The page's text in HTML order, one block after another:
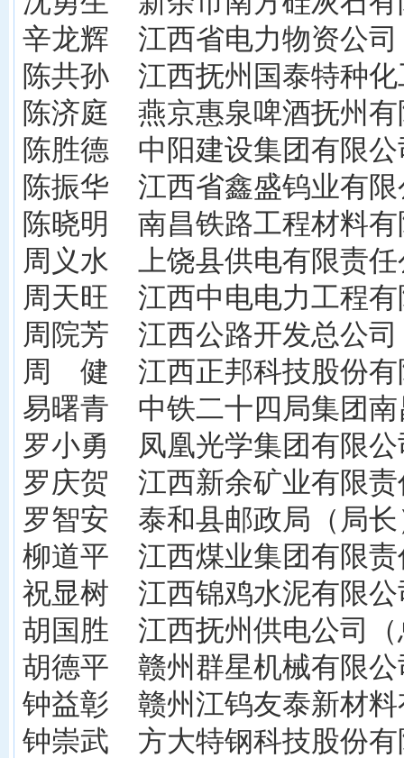
辛龙辉 江西省电力物资公司
陈共孙 江西抚州国泰特种化
陈济庭 燕京惠泉啤酒抚州有
陈胜德 中阳建设集团有限公
陈振华 江西省鑫盛钨业有限
陈晓明 南昌铁路工程材料有
周义水 上饶县供电有限责任
周天旺 江西中电电力工程有
周院芳 江西公路开发总公司
周 健 江西正邦科技股份有
易曙青 中铁二十四局集团南
罗小勇 凤凰光学集团有限公
罗庆贺 江西新余矿业有限责
罗智安 泰和县邮政局（局长
柳道平 江西煤业集团有限责
祝显树 江西锦鸡水泥有限公
胡国胜 江西抚州供电公司（
胡德平 赣州群星机械有限公
钟益彰 赣州江钨友泰新材料
钟崇武 方大特钢科技股份有